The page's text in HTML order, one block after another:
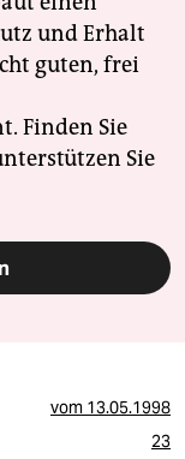
und Erhalt
guten, frei
Finden Sie
Sie
vom 13.05.1998
23